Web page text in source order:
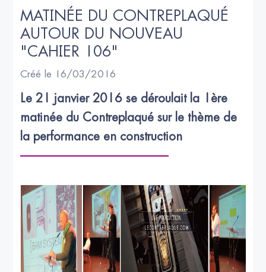
MATINÉE DU CONTREPLAQUÉ
AUTOUR DU NOUVEAU
"CAHIER 106"
Créé le 16/03/2016
Le 21 janvier 2016 se déroulait la 1ère
matinée du Contreplaqué sur le thème de
la performance en construction